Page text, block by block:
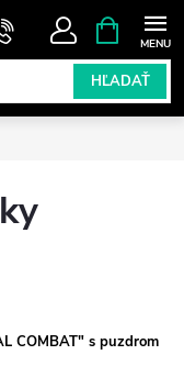
HĽADAŤ
KOŠÍK
COMBAT" s puzdrom